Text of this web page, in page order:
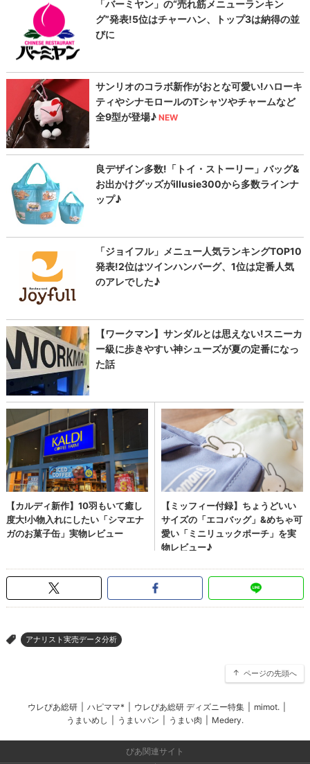
> アナリスト実売データ分析
ページの先頭へ
ウレぴあ総研 ハピママ* ウレぴあ総研 ディズニー特集 mimot.
うまいめし
うまいパン うまい肉 Medery.
ぴあ関連サイト